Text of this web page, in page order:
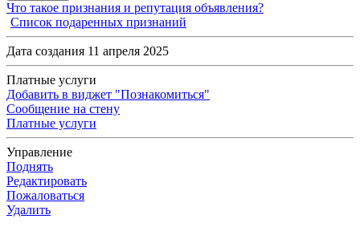
Что такое признания и репутация объявления?
Список подаренных признаний
Дата создания 11 апреля 2025
Платные услуги
Добавить в виджет "Познакомиться"
Сообщение на стену
Платные услуги
Управление
Поднять
Редактировать
Пожаловаться
Удалить